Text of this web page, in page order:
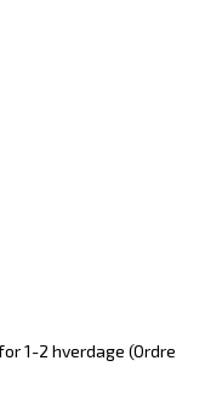
1-2 hverdage (Ordre